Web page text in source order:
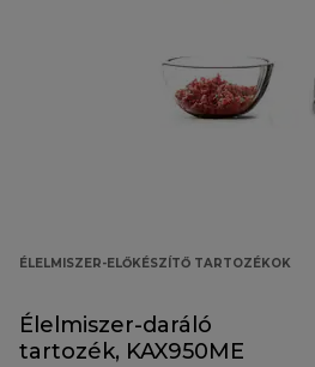
ÉLELMISZER-ELŐKÉSZÍTŐ TARTOZÉKOK
Élelmiszer-daráló
tartozék, KAX950ME